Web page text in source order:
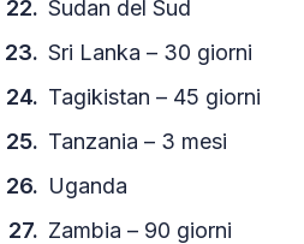
Sudan del Sud
Sri Lanka – 30 giorni
Tagikistan – 45 giorni
Tanzania – 3 mesi
Uganda
Zambia – 90 giorni